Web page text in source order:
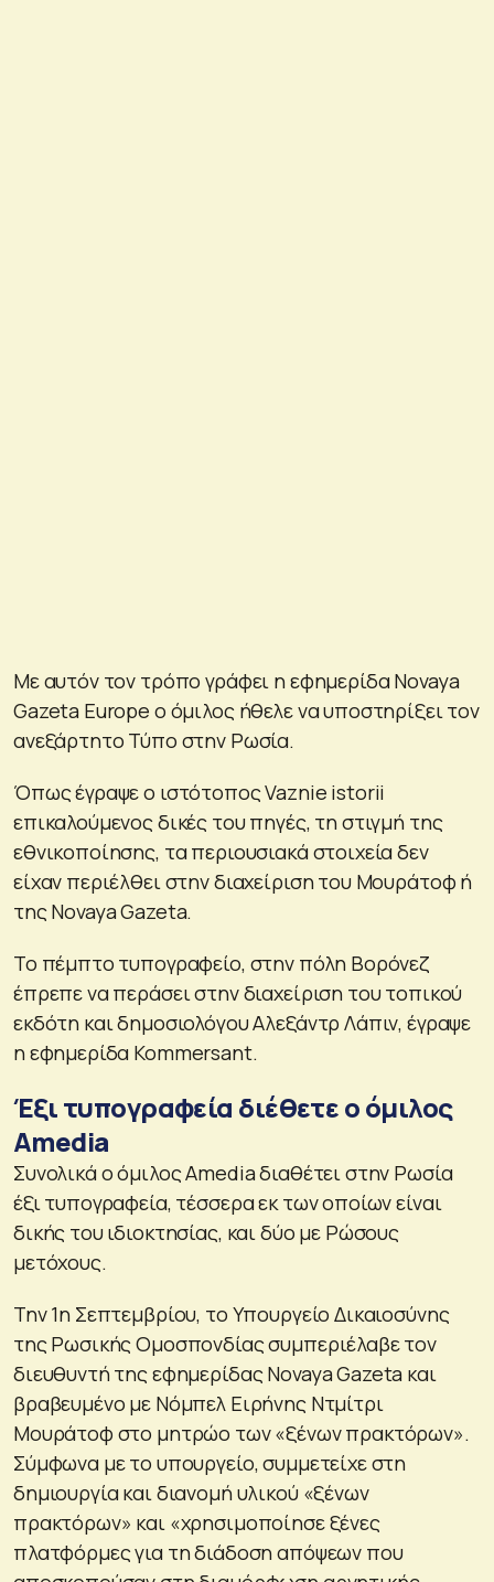
Με αυτόν τον τρόπο γράφει η εφημερίδα Novaya
Gazeta Europe o όμιλος ήθελε να υποστηρίξει τον
ανεξάρτητο Τύπο στην Ρωσία.
Όπως έγραψε ο ιστότοπος Vaznie istorii
επικαλούμενος δικές του πηγές, τη στιγμή της
εθνικοποίησης, τα περιουσιακά στοιχεία δεν
είχαν περιέλθει στην διαχείριση του Μουράτοφ ή
της Novaya Gazeta.
Το πέμπτο τυπογραφείο, στην πόλη Βορόνεζ
έπρεπε να περάσει στην διαχείριση του τοπικού
εκδότη και δημοσιολόγου Αλεξάντρ Λάπιν, έγραψε
η εφημερίδα Kommersant.
Έξι τυπογραφεία διέθετε ο όμιλος
Amedia
Συνολικά ο όμιλος Amedia διαθέτει στην Ρωσία
έξι τυπογραφεία, τέσσερα εκ των οποίων είναι
δικής του ιδιοκτησίας, και δύο με Ρώσους
μετόχους.
Την 1η Σεπτεμβρίου, το Υπουργείο Δικαιοσύνης
της Ρωσικής Ομοσπονδίας συμπεριέλαβε τον
διευθυντή της εφημερίδας Novaya Gazeta και
βραβευμένο με Νόμπελ Ειρήνης Ντμίτρι
Μουράτοφ στο μητρώο των «ξένων πρακτόρων».
Σύμφωνα με το υπουργείο, συμμετείχε στη
δημιουργία και διανομή υλικού «ξένων
πρακτόρων» και «χρησιμοποίησε ξένες
πλατφόρμες για τη διάδοση απόψεων που